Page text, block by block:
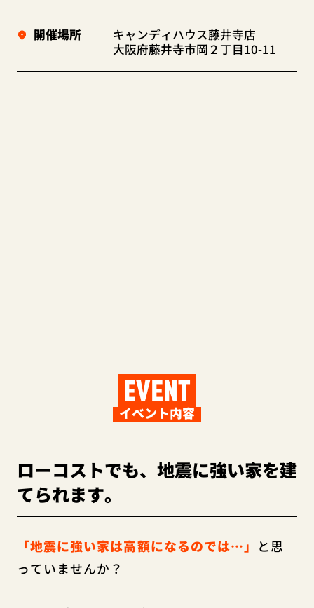
開催場所
キャンディハウス藤井寺店
大阪府藤井寺市岡２丁目10-11
EVENT
イベント内容
ローコストでも、地震に強い家を建
てられます。
「地震に強い家は高額になるのでは…」 と思
っていませんか？